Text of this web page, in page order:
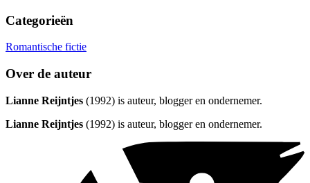
Categorieën
Romantische fictie
Over de auteur
Lianne Reijntjes (1992) is auteur, blogger en ondernemer.
Lianne Reijntjes (1992) is auteur, blogger en ondernemer.